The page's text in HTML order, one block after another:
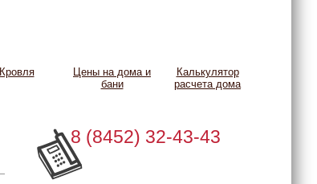
Кровля
Цены на дома и
бани
Калькулятор
расчета дома
8 (8452) 32-43-43